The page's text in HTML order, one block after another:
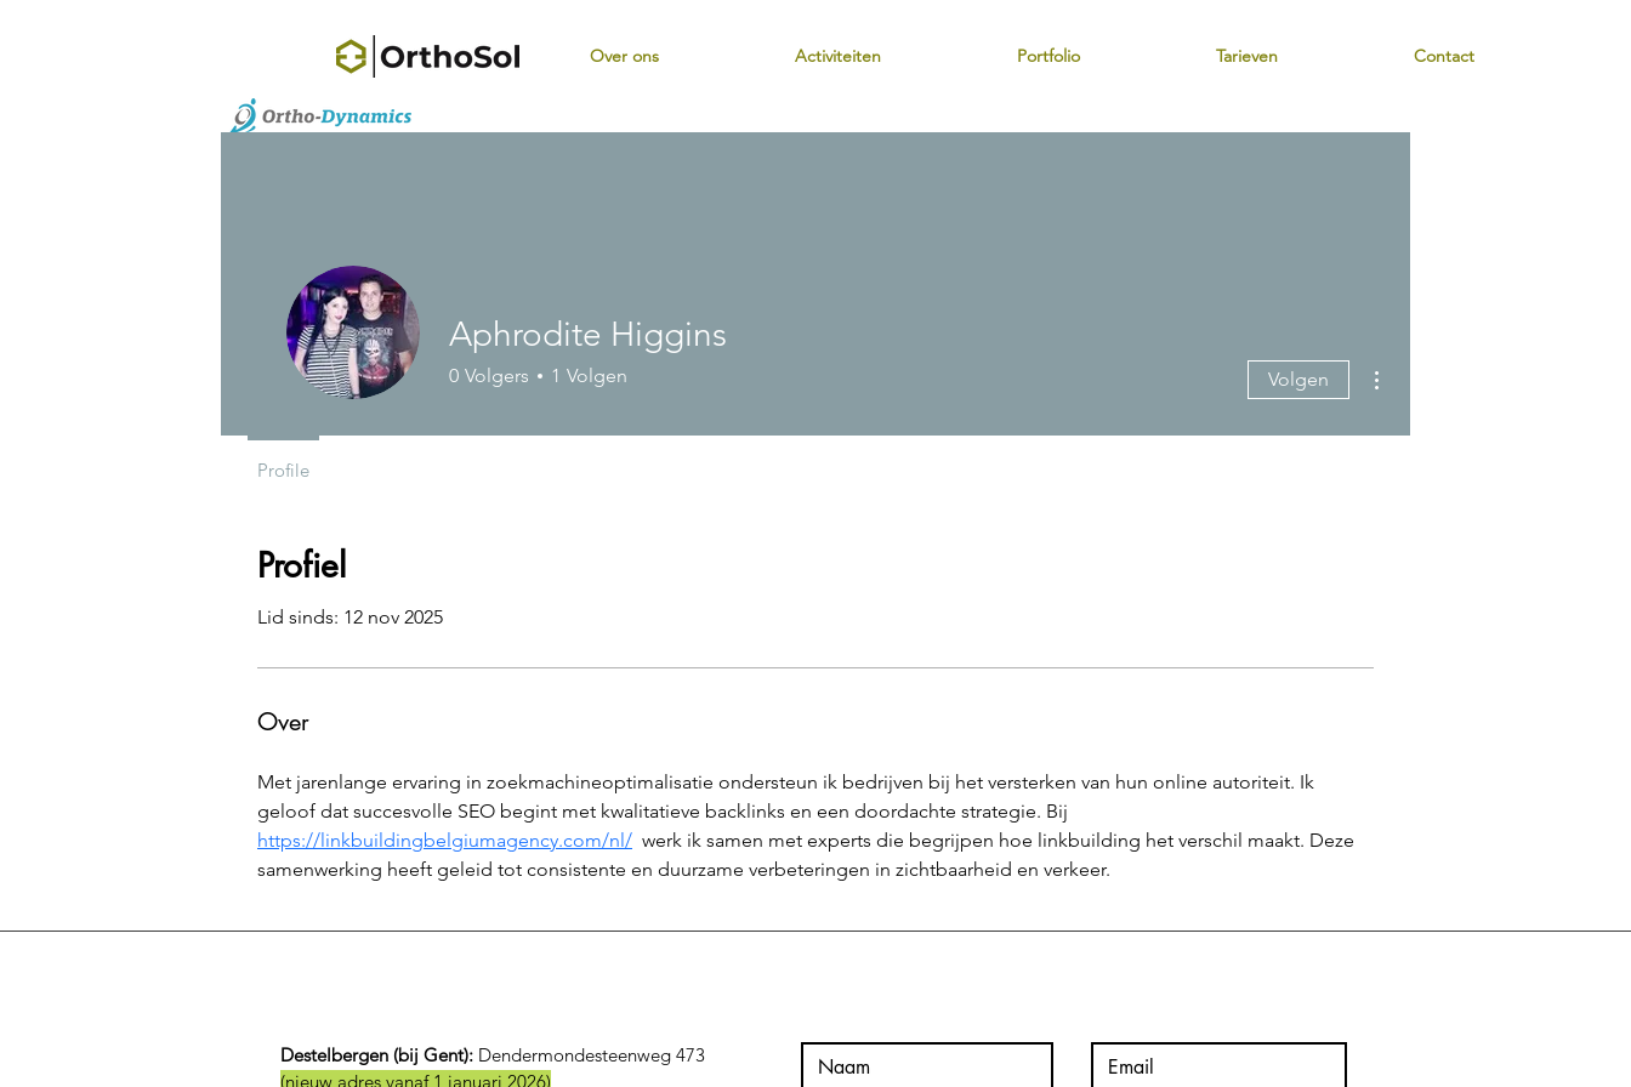
Over ons Activiteiten Portfolio Tarieven Contact
Profiel
Lid sinds: 12 nov 2025
Over
Met jarenlange ervaring in zoekmachineoptimalisatie ondersteun ik bedrijven bij het versterken van hun online autoriteit. Ik
geloof dat succesvolle SEO begint met kwalitatieve backlinks en een doordachte strategie. Bij
https://linkbuildingbelgiumagency.com/nl/
  werk ik samen met experts die begrijpen hoe linkbuilding het verschil maakt. Deze
samenwerking heeft geleid tot consistente en duurzame verbeteringen in zichtbaarheid en verkeer.
Aphrodite Higgins
0 Volgers 1 Volgen Volgen
Profile
Destelbergen (bij Gent): Dendermondesteenweg 473
(nieuw adres vanaf 1 januari 2026)